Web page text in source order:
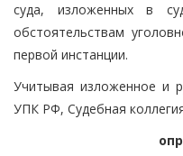
суда, изложенных в
обстоятельствам
первой инстанции.
Учитывая изложенное и
УПК РФ, Судебная